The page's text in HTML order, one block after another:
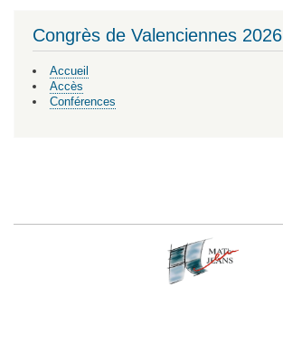
Congrès de Valenciennes 2026
Accueil
Accès
Conférences